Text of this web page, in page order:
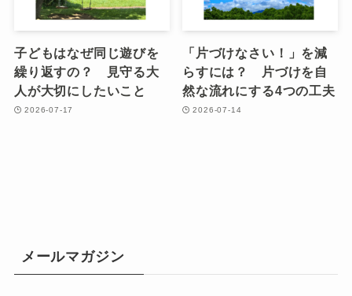
子どもはなぜ同じ遊びを
繰り返すの？ 見守る大
人が大切にしたいこと
2026-07-17
「片づけなさい！」を減
らすには？ 片づけを自
然な流れにする4つの工夫
2026-07-14
メールマガジン